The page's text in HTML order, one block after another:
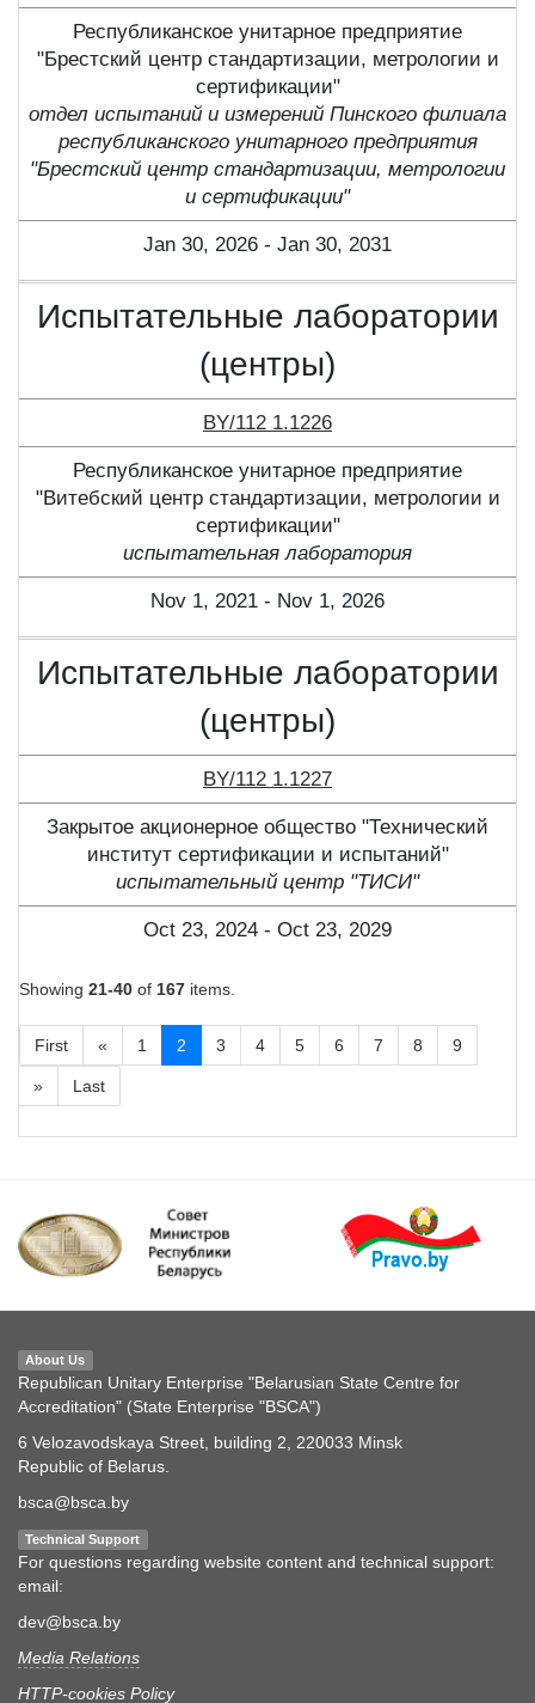
Республиканское унитарное предприятие
"Брестский центр стандартизации, метрологии и
сертификации"
отдел испытаний и измерений Пинского филиала
республиканского унитарного предприятия
"Брестский центр стандартизации, метрологии
и сертификации"
Jan 30, 2026 - Jan 30, 2031
Испытательные лаборатории
(центры)
BY/112 1.1226
Республиканское унитарное предприятие
"Витебский центр стандартизации, метрологии и
сертификации"
испытательная лаборатория
Nov 1, 2021 - Nov 1, 2026
Испытательные лаборатории
(центры)
BY/112 1.1227
Закрытое акционерное общество "Технический
институт сертификации и испытаний"
испытательный центр "ТИСИ"
Oct 23, 2024 - Oct 23, 2029
Showing 21-40 of 167 items.
First « 1 2 3 4 5 6 7 8 9
» Last
About Us
Republican Unitary Enterprise "Belarusian State Centre for
Accreditation" (State Enterprise "BSCA")
6 Velozavodskaya Street, building 2, 220033 Minsk
Republic of Belarus.
bsca@bsca.by
Technical Support
For questions regarding website content and technical support:
email:
dev@bsca.by
Media Relations
HTTP-cookies Policy